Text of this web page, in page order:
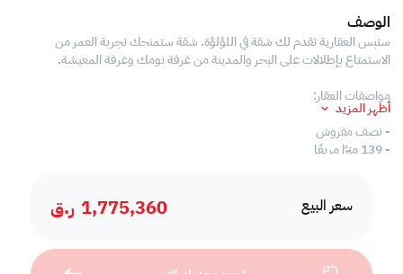
سعر البيع 1,775,360 ر.ق
الوصف
ستبس العقارية تقدم لك شقة في اللؤلؤة. شقة ستمنحك تجربة العمر من
الاستمتاع بإطلالات على البحر والمدينة من غرفة نومك وغرفة المعيشة.
مواصفات العقار:
- نصف مفروش
- 139 مترًا مربعًا
- غرفة نوم رئيسية مع خزائن
- تكييف مركزي
أظهر المزيد